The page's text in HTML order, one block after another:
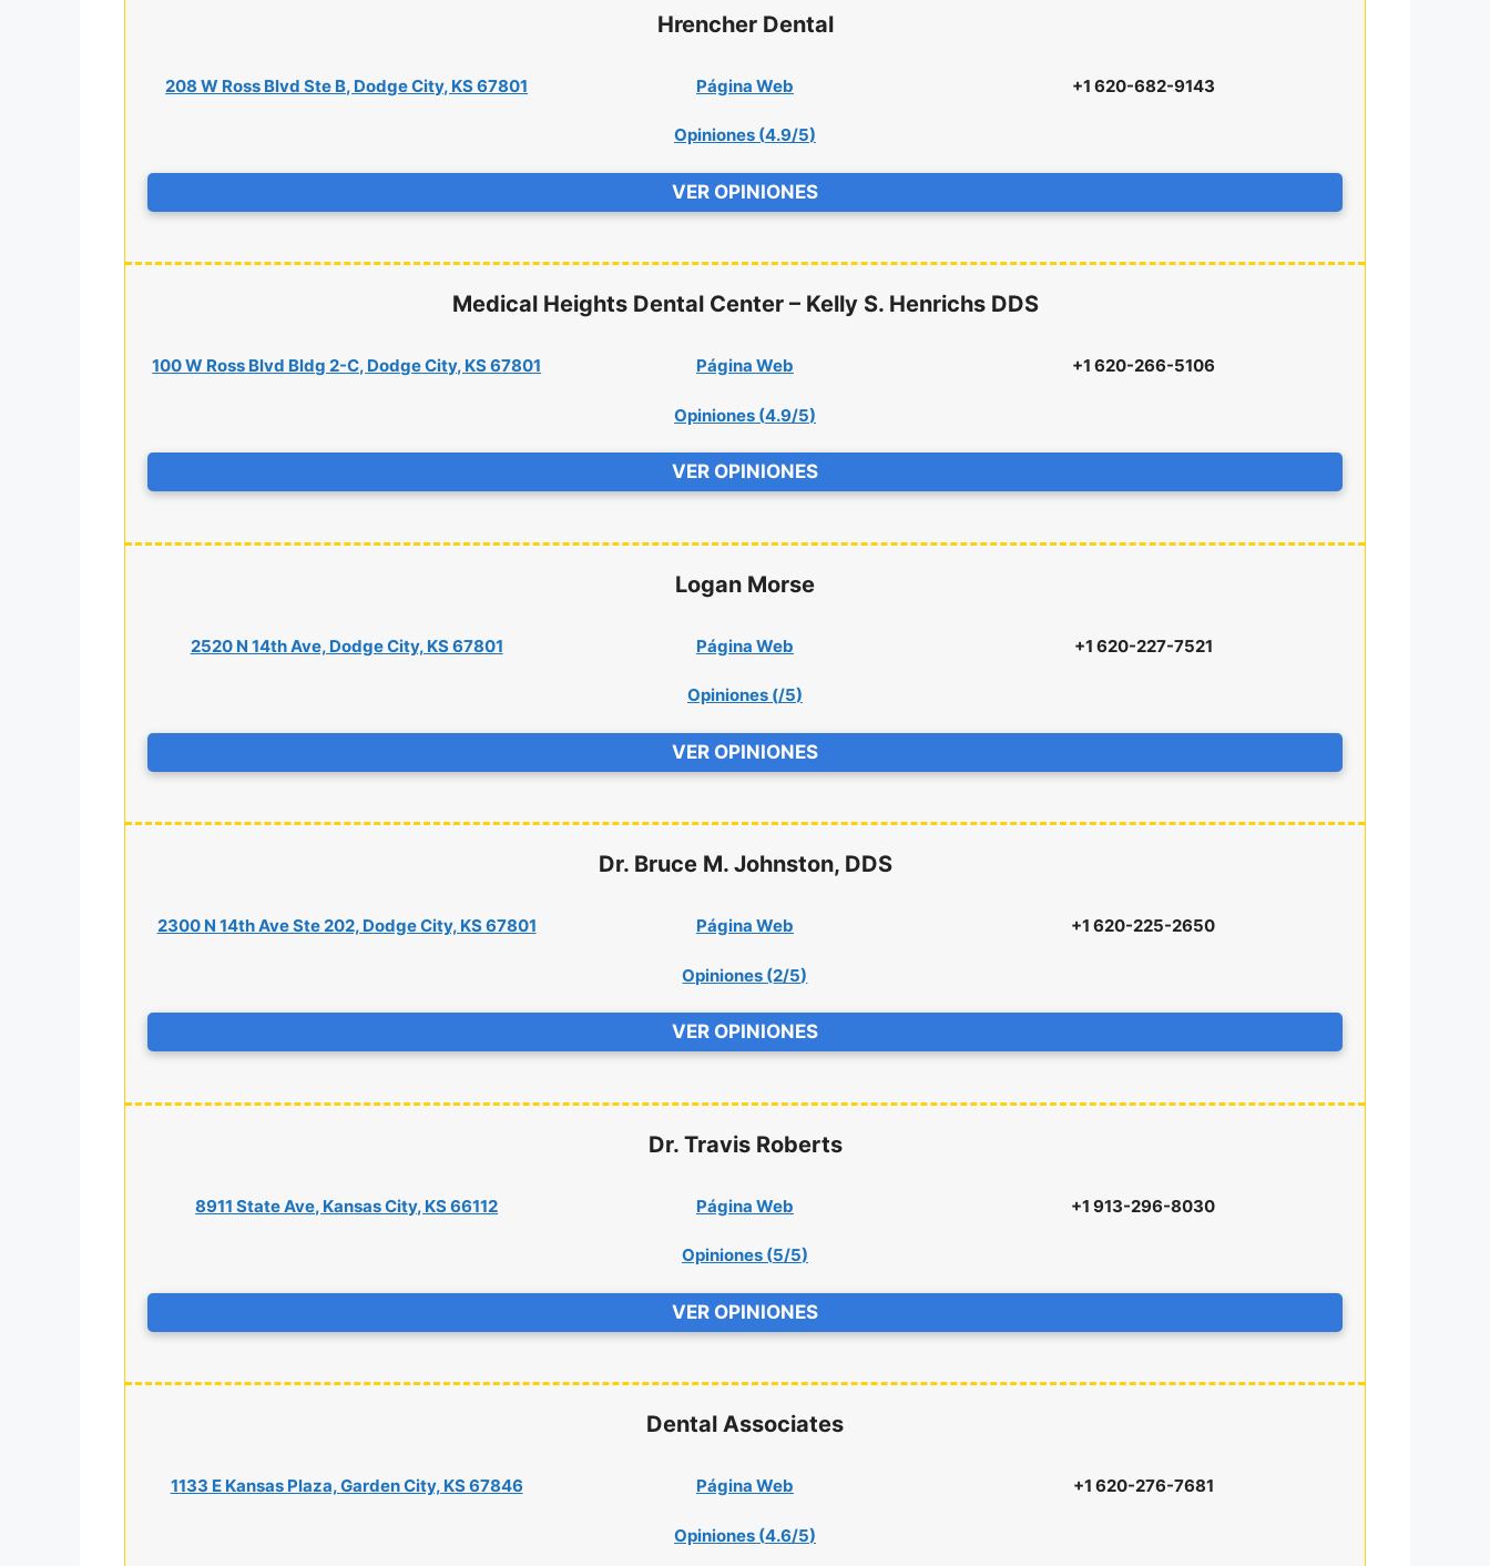
Hrencher Dental
208 W Ross Blvd Ste B, Dodge City, KS 67801 Página Web
Opiniones (4.9/5)
+1 620-682-9143
VER OPINIONES
Medical Heights Dental Center – Kelly S. Henrichs DDS
100 W Ross Blvd Bldg 2-C, Dodge City, KS 67801 Página Web
Opiniones (4.9/5)
+1 620-266-5106
VER OPINIONES
Logan Morse
2520 N 14th Ave, Dodge City, KS 67801 Página Web
Opiniones (/5)
+1 620-227-7521
VER OPINIONES
Dr. Bruce M. Johnston, DDS
2300 N 14th Ave Ste 202, Dodge City, KS 67801 Página Web
Opiniones (2/5)
+1 620-225-2650
VER OPINIONES
Dr. Travis Roberts
8911 State Ave, Kansas City, KS 66112 Página Web
Opiniones (5/5)
+1 913-296-8030
VER OPINIONES
Dental Associates
1133 E Kansas Plaza, Garden City, KS 67846 Página Web
Opiniones (4.6/5)
+1 620-276-7681